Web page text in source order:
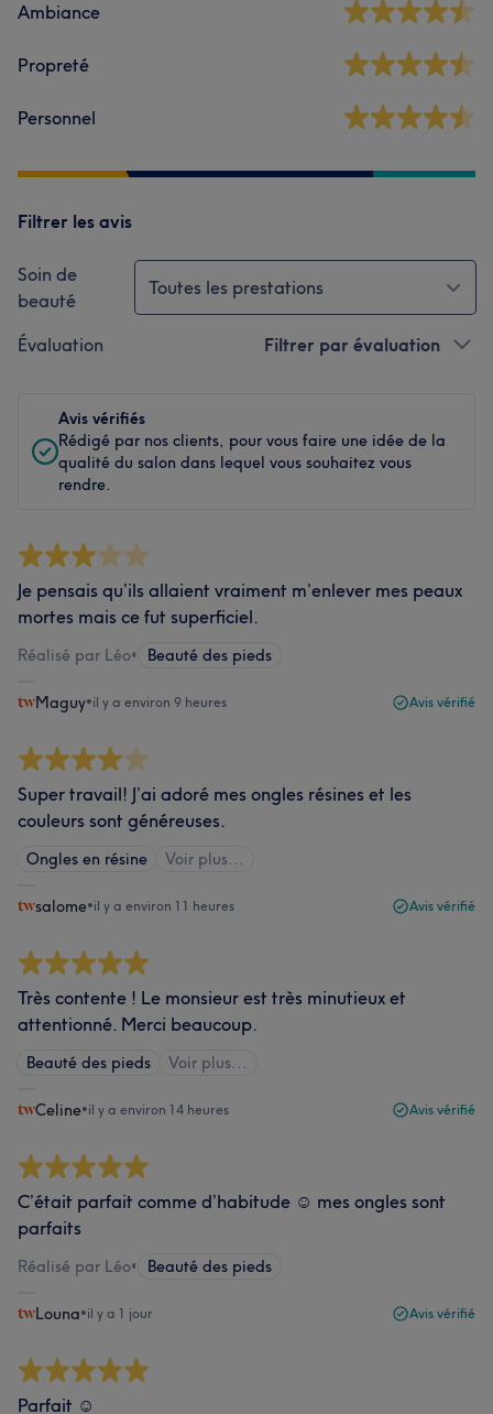
Ambiance
Propreté
Personnel
Filtrer les avis
Soin de
beauté
Toutes les prestations
Évaluation Filtrer par évaluation
Avis vérifiés
Rédigé par nos clients, pour vous faire une idée de la
qualité du salon dans lequel vous souhaitez vous
rendre.
Je pensais qu’ils allaient vraiment m’enlever mes peaux
mortes mais ce fut superficiel.
Réalisé par Léo• Beauté des pieds
Maguy•il y a environ 9 heures Avis vérifié
Super travail! J’ai adoré mes ongles résines et les
couleurs sont généreuses.
Ongles en résine Voir plus...
salome•il y a environ 11 heures Avis vérifié
Très contente ! Le monsieur est très minutieux et
attentionné. Merci beaucoup.
Beauté des pieds Voir plus...
Celine•il y a environ 14 heures Avis vérifié
C’était parfait comme d’habitude ☺️ mes ongles sont
parfaits
Réalisé par Léo• Beauté des pieds
Louna•il y a 1 jour Avis vérifié
Parfait ☺️